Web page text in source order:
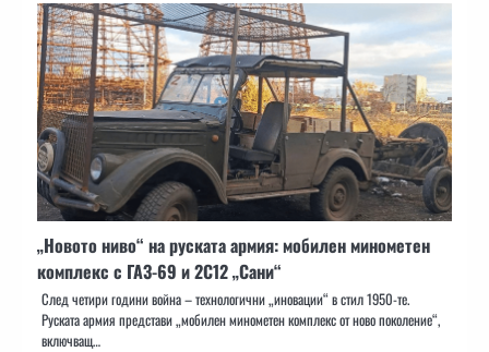
„Новото ниво“ на руската армия: мобилен минометен
комплекс с ГАЗ-69 и 2С12 „Сани“
След четири години война – технологични „иновации“ в стил 1950-те.
Руската армия представи „мобилен минометен комплекс от ново поколение“,
включващ…